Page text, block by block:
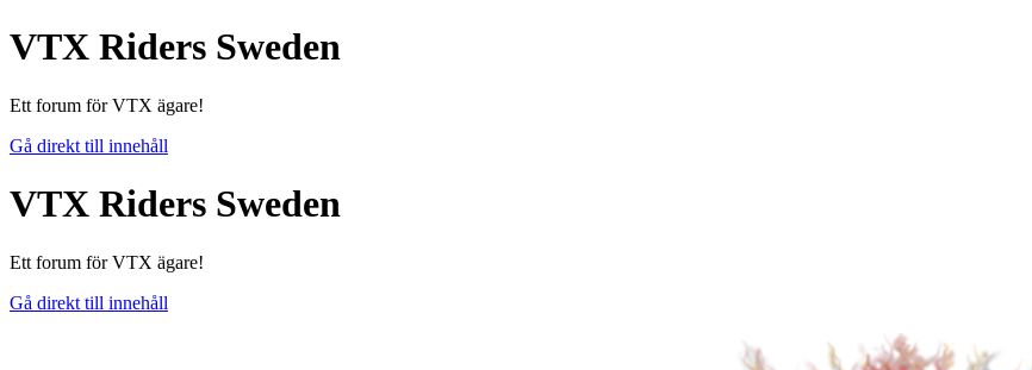
VTX Riders Sweden
Ett forum för VTX ägare!
Gå direkt till innehåll
VTX Riders Sweden
Ett forum för VTX ägare!
Gå direkt till innehåll